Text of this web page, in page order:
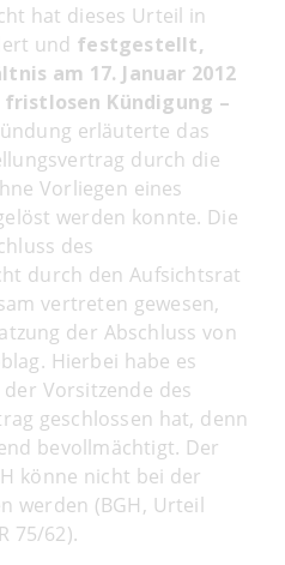
hat dieses Urteil in
und festgestellt,
am 17. Januar 2012
Kündigung –
erläuterte das
durch die
Vorliegen eines
werden konnte. Die
des
durch den Aufsichtsrat
vertreten gewesen,
der Abschluss von
Hierbei habe es
Vorsitzende des
geschlossen hat, denn
bevollmächtigt. Der
könne nicht bei der
werden (BGH, Urteil
75/62).